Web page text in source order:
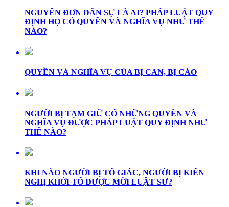
NGUYÊN ĐƠN DÂN SỰ LÀ AI? PHÁP LUẬT QUY
ĐỊNH HỌ CÓ QUYỀN VÀ NGHĨA VỤ NHƯ THẾ
NÀO?
QUYỀN VÀ NGHĨA VỤ CỦA BỊ CAN, BỊ CÁO
NGƯỜI BỊ TẠM GIỮ CÓ NHỮNG QUYỀN VÀ
NGHĨA VỤ ĐƯỢC PHÁP LUẬT QUY ĐỊNH NHƯ
THẾ NÀO?
KHI NÀO NGƯỜI BỊ TỐ GIÁC, NGƯỜI BỊ KIẾN
NGHỊ KHỞI TỐ ĐƯỢC MỜI LUẬT SƯ?